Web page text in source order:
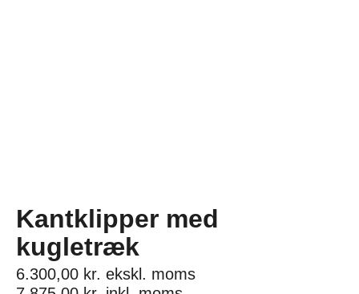
Kantklipper med
kugletræk
6.300,00 kr. ekskl. moms